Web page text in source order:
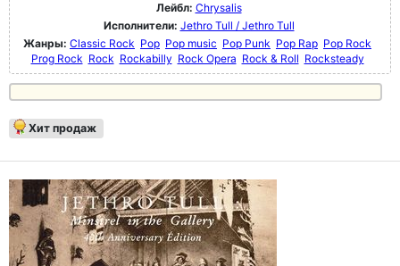
Лейбл: Chrysalis
Исполнители: Jethro Tull / Jethro Tull
Жанры: Classic Rock Pop Pop music Pop Punk Pop Rap Pop Rock
Prog Rock Rock Rockabilly Rock Opera Rock & Roll Rocksteady
Хит продаж